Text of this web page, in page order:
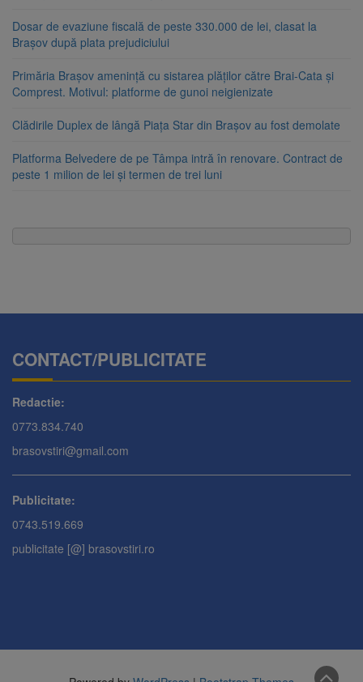
Dosar de evaziune fiscală de peste 330.000 de lei, clasat la
Brașov după plata prejudiciului
Primăria Brașov amenință cu sistarea plăților către Brai-Cata și
Comprest. Motivul: platforme de gunoi neigienizate
Clădirile Duplex de lângă Piața Star din Brașov au fost demolate
Platforma Belvedere de pe Tâmpa intră în renovare. Contract de
peste 1 milion de lei și termen de trei luni
CONTACT/PUBLICITATE
Redactie:
0773.834.740
brasovstiri@gmail.com
Publicitate:
0743.519.669
publicitate [@] brasovstiri.ro